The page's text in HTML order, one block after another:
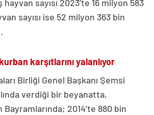
sayısı 2023’te 16 milyon 583
sayısı ise 52 milyon 363 bin
karşıtlarını yalanlıyor
Birliği Genel Başkanı Şemsi
verdiği bir beyanatta,
Bayramlarında; 2014’te 880 bin